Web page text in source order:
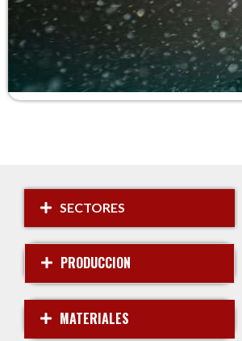
SECTORES
PRODUCCION
MATERIALES